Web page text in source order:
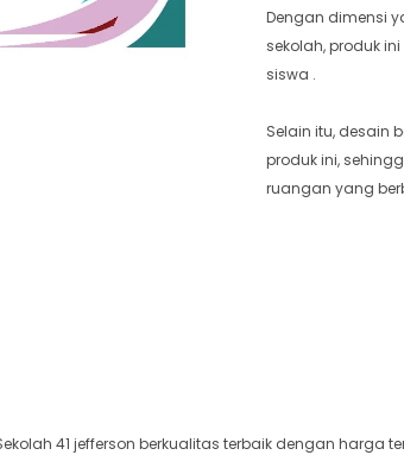
Dengan dimensi
sekolah, produk
siswa .
Selain itu, desain
produk ini,
ruangan yang
41 jefferson berkualitas terbaik dengan